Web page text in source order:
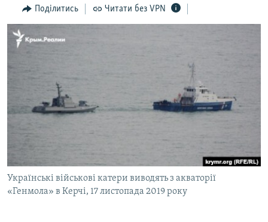
Перейти
до
пошуку
ПОГЛЯД
ІНТЕРВ'Ю
ВСЕ ЗА ДЕНЬ
СПЕЦПРОЕКТИ
ДЕПОРТАЦІЯ
ВІДЕОУРОКИ «ELIFBE»
СВІДЧЕННЯ ОКУПАЦІЇ
УКРАЇНСЬКА ПРОБЛЕМА КРИМУ
ІНФОГРАФІКА
ЯК ОБІЙТИ БЛОКУВАННЯ
Русский
Qırımtatar
ДОЛУЧАЙСЯ!
Поділитись Читати без VPN
Українські військові катери виводять з акваторії
«Генмола» в Керчі, 17 листопада 2019 року